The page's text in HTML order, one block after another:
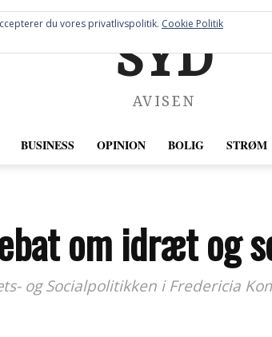
SYD
AVISEN
BUSINESS OPINION BOLIG STRØM
om idræt og
og Socialpolitikken i Fredericia
du vores privatlivspolitik. Cookie Politik